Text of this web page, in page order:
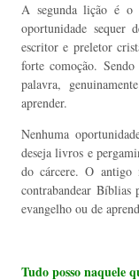
A segunda lição é o
oportunidade sequer
escritor e preletor
forte comoção.
palavra,
aprender.
Nenhuma
deseja livros e
do cárcere. O antigo
contrabandear Bíblias
evangelho ou de
Tudo posso naquele